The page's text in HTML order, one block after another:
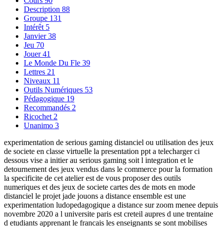
Description 88
Groupe 131
Intérêt 5
Janvier38
Jeu 70
Jouer41
Le Monde Du Fle 39
Lettres 21
Niveaux 11
Outils Numériques 53
Pédagogique 19
Recommandés 2
Ricochet 2
Unanimo 3
experimentation de serious gaming distanciel ou utilisation des jeux
de societe en classe virtuelle la presentation ppt a telecharger ci
dessous vise a initier au serious gaming soit l integration et le
detournement des jeux vendus dans le commerce pour la formation
la specificite de cet atelier est de vous proposer des outils
numeriques et des jeux de societe cartes des de mots en mode
distanciel le projet jade jouons a distance ensemble est une
experimentation ludopedagogique a distance sur zoom menee depuis
novembre 2020 a l universite paris est creteil aupres d une trentaine
d etudiants apprenant le francais les enseignants se sont mobilises